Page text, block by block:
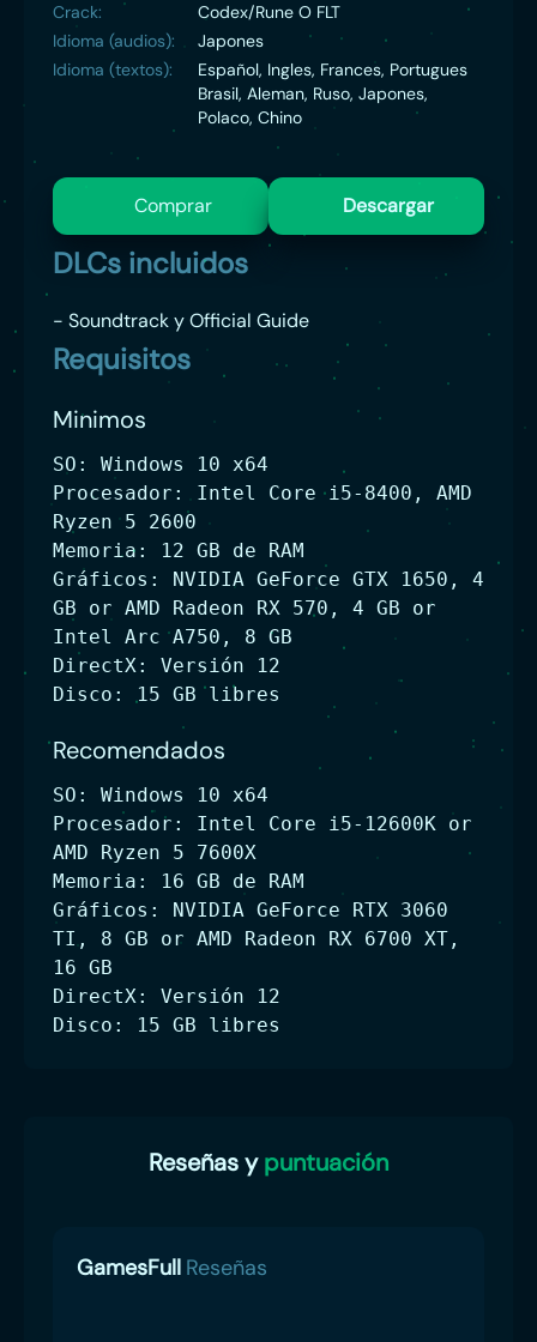
Crack:
Codex/Rune O FLT
Idioma (audios):
Japones
Idioma (textos):
Español, Ingles, Frances, Portugues
Brasil, Aleman, Ruso, Japones,
Polaco, Chino
Comprar Descargar
DLCs incluidos
- Soundtrack y Official Guide
Requisitos
Minimos
SO: Windows 10 x64
Procesador: Intel Core i5-8400, AMD
Ryzen 5 2600
Memoria: 12 GB de RAM
Gráficos: NVIDIA GeForce GTX 1650, 4
GB or AMD Radeon RX 570, 4 GB or
Intel Arc A750, 8 GB
DirectX: Versión 12
Disco: 15 GB libres
Recomendados
SO: Windows 10 x64
Procesador: Intel Core i5-12600K or
AMD Ryzen 5 7600X
Memoria: 16 GB de RAM
Gráficos: NVIDIA GeForce RTX 3060
TI, 8 GB or AMD Radeon RX 6700 XT,
16 GB
DirectX: Versión 12
Disco: 15 GB libres
Reseñas ypuntuación
GamesFull Reseñas